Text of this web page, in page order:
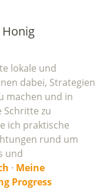
lokale und
dabei, Strategien
machen und in
Schritte zu
ich praktische
rund um
und
· Meine
Progress